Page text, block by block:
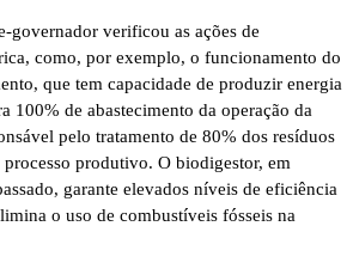
governador verificou as ações de
como, por exemplo, o funcionamento do
que tem capacidade de produzir energia
100% de abastecimento da operação da
pelo tratamento de 80% dos resíduos
produtivo. O biodigestor, em
garante elevados níveis de eficiência
o uso de combustíveis fósseis na